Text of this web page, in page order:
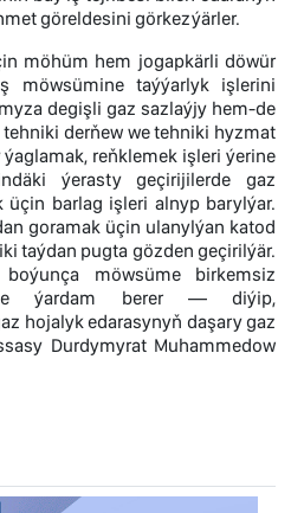
göreldesini görkezýärler.
möhüm hem jogapkärli döwür
möwsümine taýýarlyk işlerini
degişli gaz sazlaýjy hem-de
derňew we tehniki hyzmat
reňklemek işleri ýerine
ýerasty geçirijilerde gaz
üçin barlag işleri alnyp barylýar.
goramak üçin ulanylýan katod
taýdan pugta gözden geçirilýär.
möwsüme birkemsiz
ýardam berer — diýip,
hojalyk edarasynyň daşary gaz
Durdymyrat Muhammedow